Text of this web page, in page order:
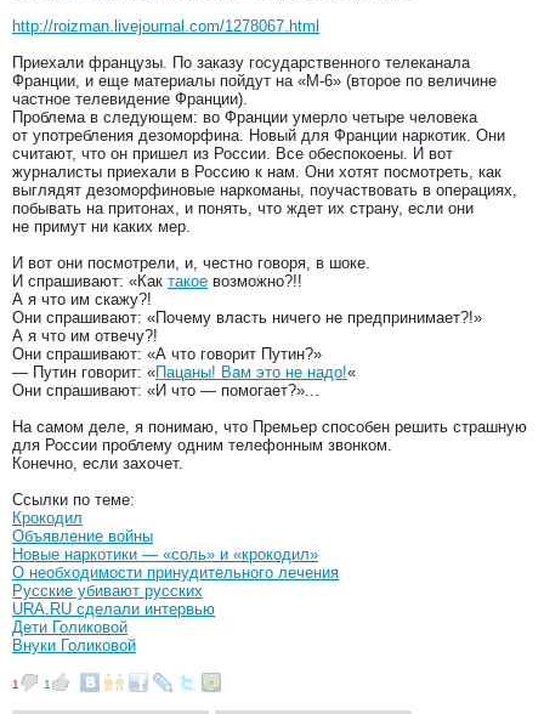
http://roizman.livejournal.com/1278067.html
Приехали французы. По заказу государственного телеканала
Франции, и еще материалы пойдут на «М-6» (второе по величине
частное телевидение Франции).
Проблема в следующем: во Франции умерло четыре человека
от употребления дезоморфина. Новый для Франции наркотик. Они
считают, что он пришел из России. Все обеспокоены. И вот
журналисты приехали в Россию к нам. Они хотят посмотреть, как
выглядят дезоморфиновые наркоманы, поучаствовать в операциях,
побывать на притонах, и понять, что ждет их страну, если они
не примут ни каких мер.
И вот они посмотрели, и, честно говоря, в шоке.
И спрашивают: «Как такое возможно?!!
А я что им скажу?!
Они спрашивают: «Почему власть ничего не предпринимает?!»
А я что им отвечу?!
Они спрашивают: «А что говорит Путин?»
— Путин говорит: «Пацаны! Вам это не надо!«
Они спрашивают: «И что — помогает?»...
На самом деле, я понимаю, что Премьер способен решить страшную
для России проблему одним телефонным звонком.
Конечно, если захочет.
Ссылки по теме:
Крокодил
Объявление войны
Новые наркотики — «соль» и «крокодил»
О необходимости принудительного лечения
Русские убивают русских
URA.RU сделали интервью
Дети Голиковой
Внуки Голиковой
1 1